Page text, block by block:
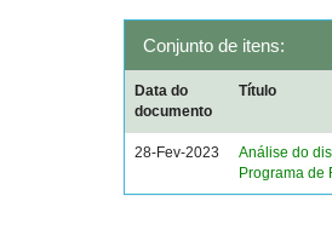
Conjunto de itens:
Data do
documento
Título
28-Fev-2023
Análise do
Programa de